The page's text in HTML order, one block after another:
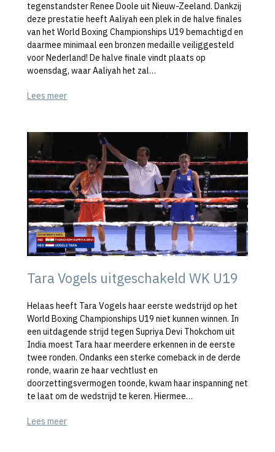
tegenstandster Renee Doole uit Nieuw-Zeeland. Dankzij
deze prestatie heeft Aaliyah een plek in de halve finales
van het World Boxing Championships U19 bemachtigd en
daarmee minimaal een bronzen medaille veiliggesteld
voor Nederland! De halve finale vindt plaats op
woensdag, waar Aaliyah het zal…
Lees meer
Tara Vogels uitgeschakeld WK U19
Helaas heeft Tara Vogels haar eerste wedstrijd op het
World Boxing Championships U19 niet kunnen winnen. In
een uitdagende strijd tegen Supriya Devi Thokchom uit
India moest Tara haar meerdere erkennen in de eerste
twee ronden. Ondanks een sterke comeback in de derde
ronde, waarin ze haar vechtlust en
doorzettingsvermogen toonde, kwam haar inspanning net
te laat om de wedstrijd te keren. Hiermee…
Lees meer